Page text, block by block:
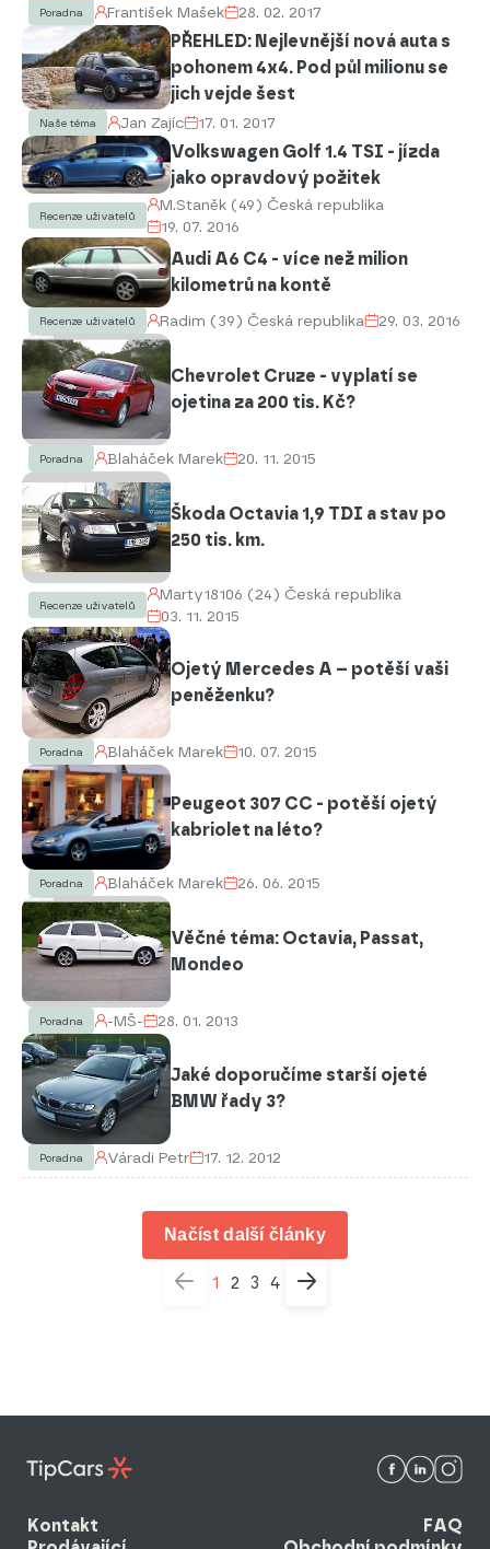
Poradna František Mašek 28. 02. 2017
PŘEHLED: Nejlevnější nová auta s
pohonem 4x4. Pod půl milionu se
jich vejde šest
Naše téma Jan Zajíc 17. 01. 2017
Volkswagen Golf 1.4 TSI - jízda
jako opravdový požitek
Recenze uživatelů
M.Staněk (49) Česká republika
19. 07. 2016
Audi A6 C4 - více než milion
kilometrů na kontě
Recenze uživatelů Radim (39) Česká republika 29. 03. 2016
Chevrolet Cruze - vyplatí se
ojetina za 200 tis. Kč?
Poradna Blaháček Marek 20. 11. 2015
Škoda Octavia 1,9 TDI a stav po
250 tis. km.
Recenze uživatelů
Marty18106 (24) Česká republika
03. 11. 2015
Ojetý Mercedes A – potěší vaši
peněženku?
Poradna Blaháček Marek 10. 07. 2015
Peugeot 307 CC - potěší ojetý
kabriolet na léto?
Poradna Blaháček Marek 26. 06. 2015
Věčné téma: Octavia, Passat,
Mondeo
Poradna -MŠ- 28. 01. 2013
Jaké doporučíme starší ojeté
BMW řady 3?
Poradna Váradi Petr 17. 12. 2012
Načíst další články
1 2 3 4
Kontakt
FAQ